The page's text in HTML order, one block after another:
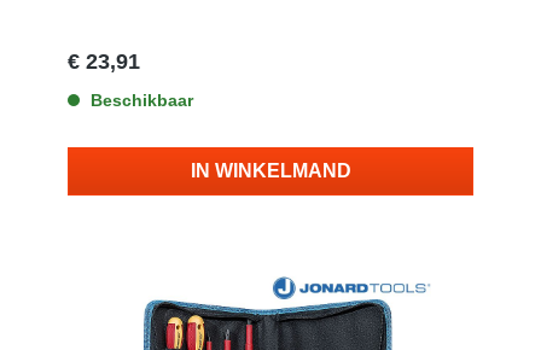
(ca 4 mm). de grootste voor C9/C12 en RG59/6
coaxkabels.
€ 23,91
Beschikbaar
IN WINKELMAND